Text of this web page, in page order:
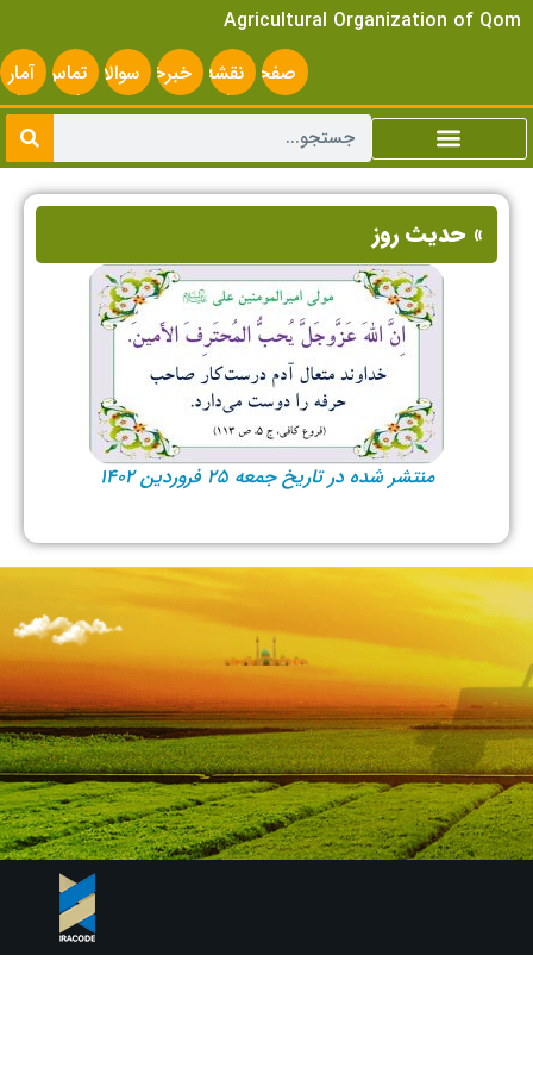
Agricultural Organization of Qom
صفحه
اصلی
نقشه
سایت
خبرخوانسوالات
متداول
تماس
با ما
آمار
» حدیث روز
منتشر شده در تاریخ جمعه ۲۵ فروردین ۱۴۰۲